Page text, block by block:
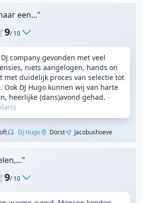
een..."
9/ 10
company gevonden met veel
niets aangelogen, hands on
met duidelijk proces van selectie tot
Ook DJ Hugo kunnen wij van harte
heerlijke (dans)avond gehad. -
DJ Hugo Dorst Jacobushoeve
9/ 10